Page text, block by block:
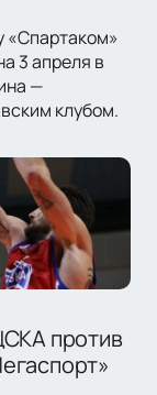
3 апреля в
—
клубом.
против